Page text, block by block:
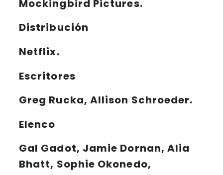
Mockingbird Pictures.
Distribución
Netflix.
Escritores
Greg Rucka, Allison Schroeder.
Elenco
Gal Gadot, Jamie Dornan, Alia
Bhatt, Sophie Okonedo,